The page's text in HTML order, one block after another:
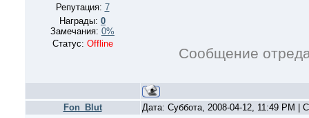
Репутация: 7
Награды: 0
Замечания: 0%
Статус: Offline
Сообщение
Fon_Blut
Дата: Суббота, 2008-04-12, 11:49 PM |